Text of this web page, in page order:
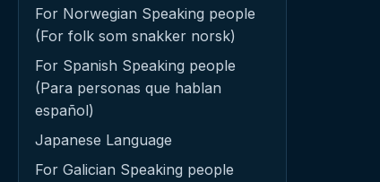
For Norwegian Speaking people
(For folk som snakker norsk)
For Spanish Speaking people
(Para personas que hablan
español)
Japanese Language
For Galician Speaking people